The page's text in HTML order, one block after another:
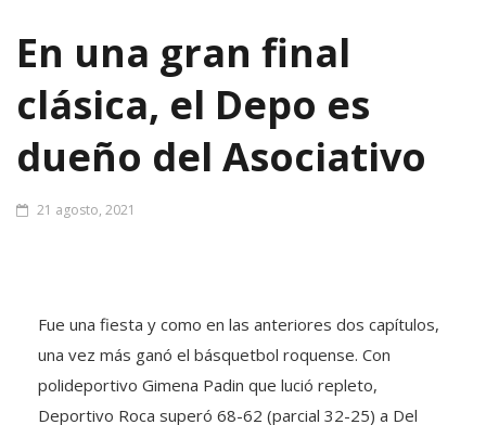
En una gran final
clásica, el Depo es
dueño del Asociativo
una vez más ganó el básquetbol roquense. Con
polideportivo Gimena Padin que lució repleto,
Deportivo Roca superó 68-62 (parcial 32-25) a Del